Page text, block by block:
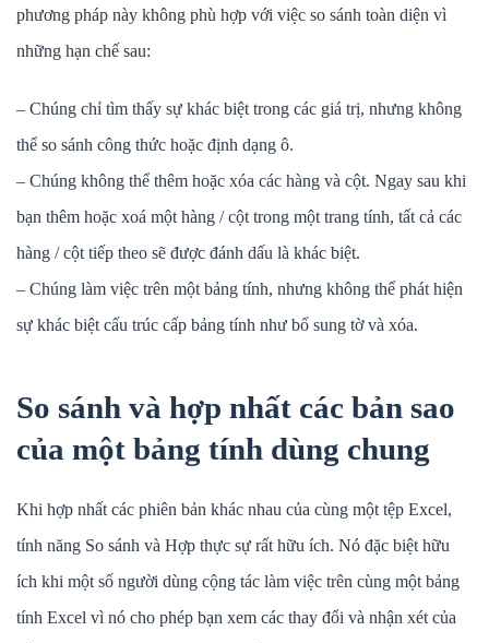
phương pháp này không phù hợp với việc so sánh toàn diện vì
những hạn chế sau:
– Chúng chỉ tìm thấy sự khác biệt trong các giá trị, nhưng không
thể so sánh công thức hoặc định dạng ô.
– Chúng không thể thêm hoặc xóa các hàng và cột. Ngay sau khi
bạn thêm hoặc xoá một hàng / cột trong một trang tính, tất cả các
hàng / cột tiếp theo sẽ được đánh dấu là khác biệt.
– Chúng làm việc trên một bảng tính, nhưng không thể phát hiện
sự khác biệt cấu trúc cấp bảng tính như bổ sung tờ và xóa.
So sánh và hợp nhất các bản sao
của một bảng tính dùng chung
Khi hợp nhất các phiên bản khác nhau của cùng một tệp Excel,
tính năng So sánh và Hợp thực sự rất hữu ích. Nó đặc biệt hữu
ích khi một số người dùng cộng tác làm việc trên cùng một bảng
tính Excel vì nó cho phép bạn xem các thay đổi và nhận xét của